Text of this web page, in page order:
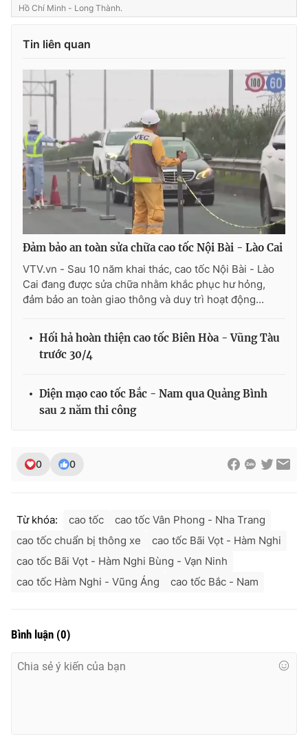
Hồ Chí Minh - Long Thành.
Tin liên quan
Đảm bảo an toàn sửa chữa cao tốc Nội Bài - Lào Cai
VTV.vn - Sau 10 năm khai thác, cao tốc Nội Bài - Lào
Cai đang được sửa chữa nhằm khắc phục hư hỏng,
đảm bảo an toàn giao thông và duy trì hoạt động...
Hối hả hoàn thiện cao tốc Biên Hòa - Vũng Tàu
trước 30/4
Diện mạo cao tốc Bắc - Nam qua Quảng Bình
sau 2 năm thi công
0 0
Từ khóa: cao tốc
cao tốc Vân Phong - Nha Trang
cao tốc chuẩn bị thông xe
cao tốc Bãi Vọt - Hàm Nghi
cao tốc Bãi Vọt - Hàm Nghi Bùng - Vạn Ninh
cao tốc Hàm Nghi - Vũng Áng
cao tốc Bắc - Nam
Bình luận (0)